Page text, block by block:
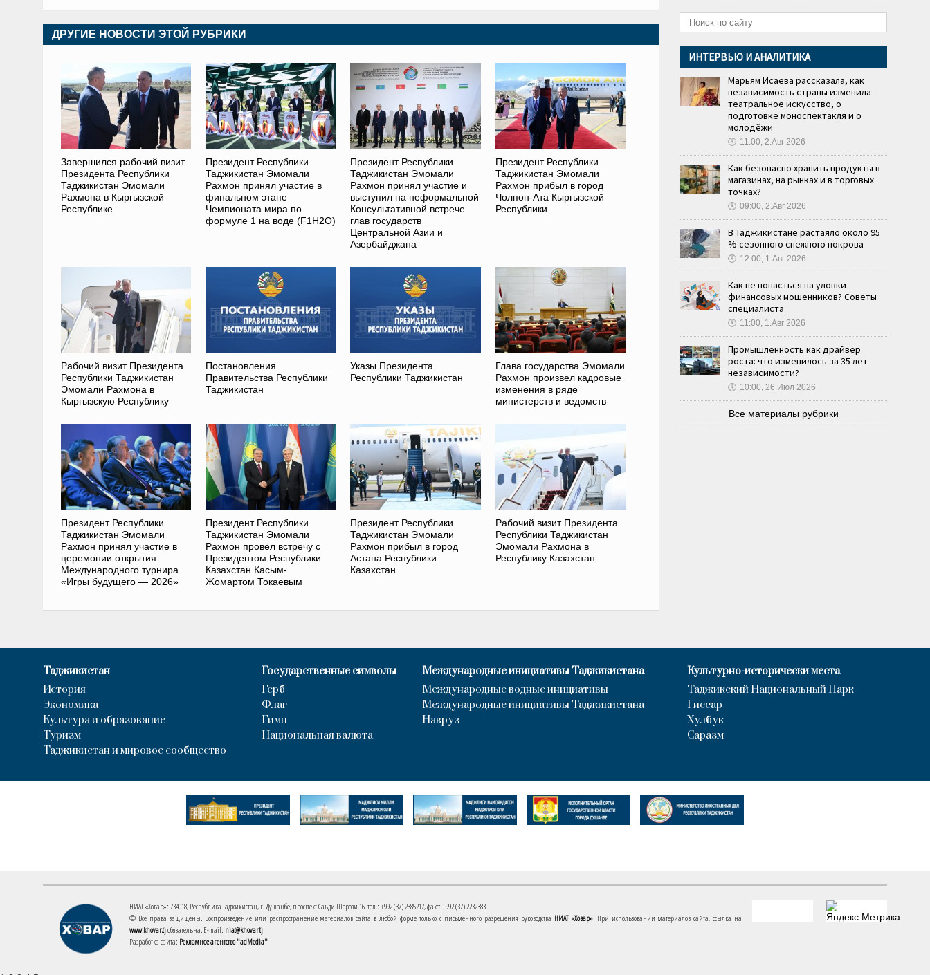
ДРУГИЕ НОВОСТИ ЭТОЙ РУБРИКИ
Завершился рабочий визит
Президента Республики
Таджикистан Эмомали
Рахмона в Кыргызской
Республике
Президент Республики
Таджикистан Эмомали
Рахмон принял участие в
финальном этапе
Чемпионата мира по
формуле 1 на воде (F1H2O)
Президент Республики
Таджикистан Эмомали
Рахмон принял участие и
выступил на неформальной
Консультативной встрече
глав государств
Центральной Азии и
Азербайджана
Президент Республики
Таджикистан Эмомали
Рахмон прибыл в город
Чолпон-Ата Кыргызской
Республики
Рабочий визит Президента
Республики Таджикистан
Эмомали Рахмона в
Кыргызскую Республику
Постановления
Правительства Республики
Таджикистан
Указы Президента
Республики Таджикистан
Глава государства Эмомали
Рахмон произвел кадровые
изменения в ряде
министерств и ведомств
Президент Республики
Таджикистан Эмомали
Рахмон принял участие в
церемонии открытия
Международного турнира
«Игры будущего — 2026»
Президент Республики
Таджикистан Эмомали
Рахмон провёл встречу с
Президентом Республики
Казахстан Касым-
Жомартом Токаевым
Президент Республики
Таджикистан Эмомали
Рахмон прибыл в город
Астана Республики
Казахстан
Рабочий визит Президента
Республики Таджикистан
Эмомали Рахмона в
Республику Казахстан
ИНТЕРВЬЮ И АНАЛИТИКА
Марьям Исаева рассказала, как
независимость страны изменила
театральное искусство, о
подготовке моноспектакля и о
молодёжи
🕔 11:00, 2.Авг 2026
Как безопасно хранить продукты в
магазинах, на рынках и в торговых
точках?
🕔 09:00, 2.Авг 2026
В Таджикистане растаяло около 95
% сезонного снежного покрова
🕔 12:00, 1.Авг 2026
Как не попасться на уловки
финансовых мошенников? Советы
специалиста
🕔 11:00, 1.Авг 2026
Промышленность как драйвер
роста: что изменилось за 35 лет
независимости?
🕔 10:00, 26.Июл 2026
Все материалы рубрики
Таджикистан
История
Экономика
Культура и образование
Туризм
Таджикистан и мировое сообщество
Государственные символы
Герб
Флаг
Гимн
Национальная валюта
Международные инициативы Таджикистана
Международные водные инициативы
Международные инициативы Таджикистана
Навруз
Культурно-исторически места
Таджикский Национальный Парк
Гиссар
Хулбук
Саразм
НИАТ «Ховар»: 734018, Республика Таджикистан, г. Душанбе, проспект Саъди Шерози 16. тел.: +992 (37) 2385217, факс: +992 (37) 2232383
© Все права защищены. Воспроизведение или распространение материалов сайта в любой форме только с письменного разрешения руководства НИАТ «Ховар». При использовании материалов сайта, ссылка на
www.khovar.tjобязательна. E-mail: niat@khovar.tj
Разработка сайта: Рекламное агентство "adMedia"